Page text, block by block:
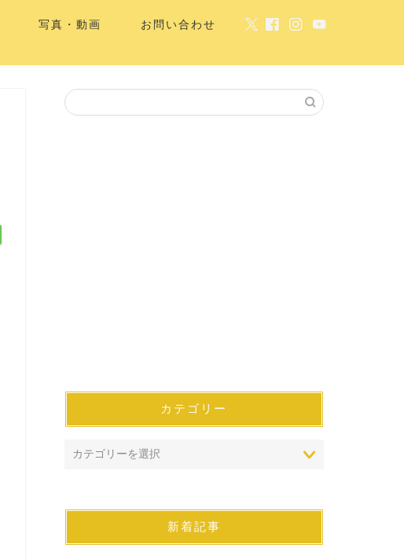
写真・動画 お問い合わせ
カテゴリー
新着記事